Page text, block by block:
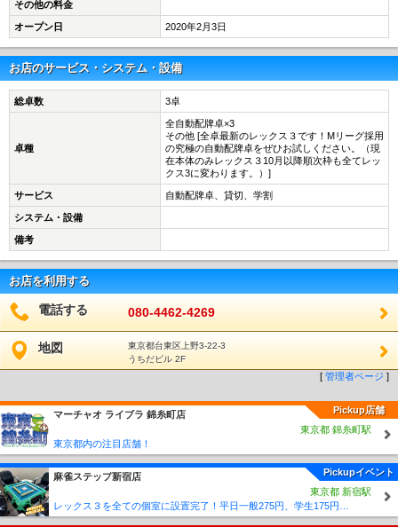
その他の料金
オープン日 2020年2月3日
お店のサービス・システム・設備
総卓数 3卓
卓種
全自動配牌卓×3
その他 [全卓最新のレックス３です！Mリーグ採用
の究極の自動配牌卓をぜひお試しください。（現
在本体のみレックス３10月以降順次枠も全てレッ
クス3に変わります。）]
サービス 自動配牌卓、貸切、学割
システム・設備
備考
お店を利用する
電話する 080-4462-4269
地図
東京都台東区上野3-22-3
うちだビル 2F
[ 管理者ページ ]
Pickup店舗
マーチャオ ライブラ 錦糸町店
東京都 錦糸町駅
東京都内の注目店舗！
Pickupイベント
麻雀ステップ新宿店
東京都 新宿駅